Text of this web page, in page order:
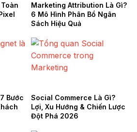
Marketing Attribution Là Gì?
6 Mô Hình Phân Bổ Ngân
Sách Hiệu Quả
Bước
Social Commerce Là Gì?
Lợi, Xu Hướng & Chiến Lược
Đột Phá 2026